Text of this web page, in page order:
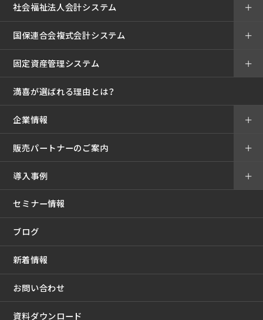
社会福祉法人会計システム ＋
国保連合会複式会計システム ＋
固定資産管理システム ＋
満喜が選ばれる理由とは？
企業情報 ＋
販売パートナーのご案内 ＋
導入事例
セミナー情報
＋
ブログ
新着情報
お問い合わせ
資料ダウンロード